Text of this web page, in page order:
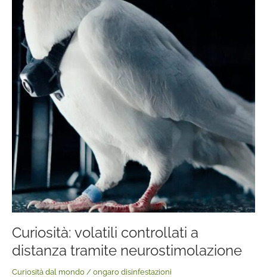
Curiosità: volatili controllati a
distanza tramite neurostimolazione
Curiosità dal mondo/ ongaro disinfestazioni